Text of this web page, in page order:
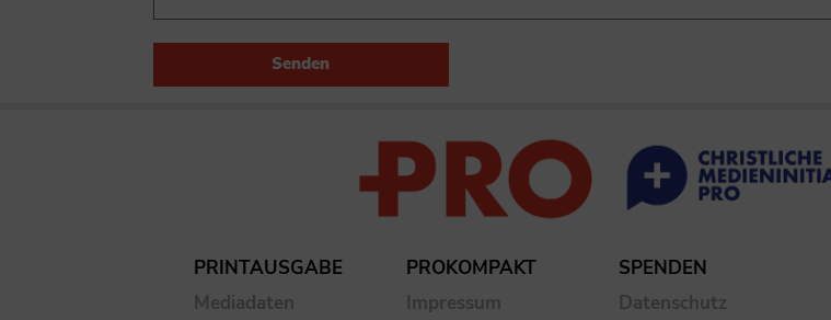
Senden
PRINTAUSGABE
Mediadaten
PROKOMPAKT
Impressum
SPENDEN
Datenschutz